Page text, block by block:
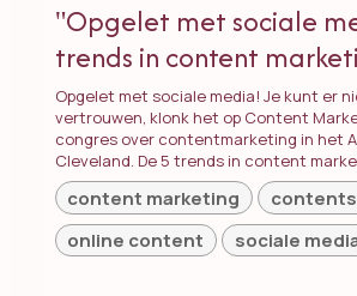
"Opgelet met sociale
trends in content
Opgelet met sociale media! Je kunt er
vertrouwen, klonk het op Content
congres over contentmarketing in het
Cleveland. De 5 trends in content
content marketing
online content
sociale